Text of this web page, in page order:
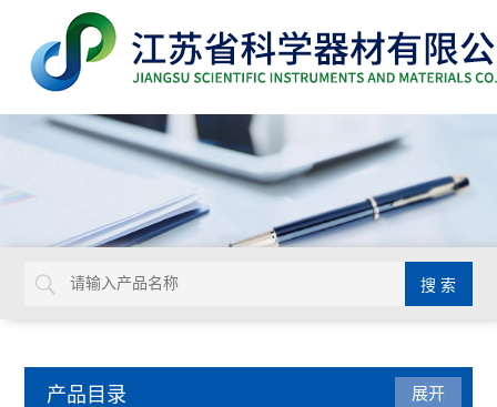
产品目录 展开